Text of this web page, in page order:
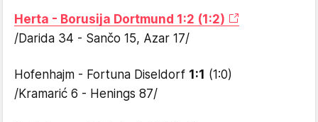
Herta - Borusija Dortmund 1:2 (1:2)
/Darida 34 - Sančo 15, Azar 17/
Hofenhajm - Fortuna Diseldorf 1:1 (1:0)
/Kramarić 6 - Henings 87/